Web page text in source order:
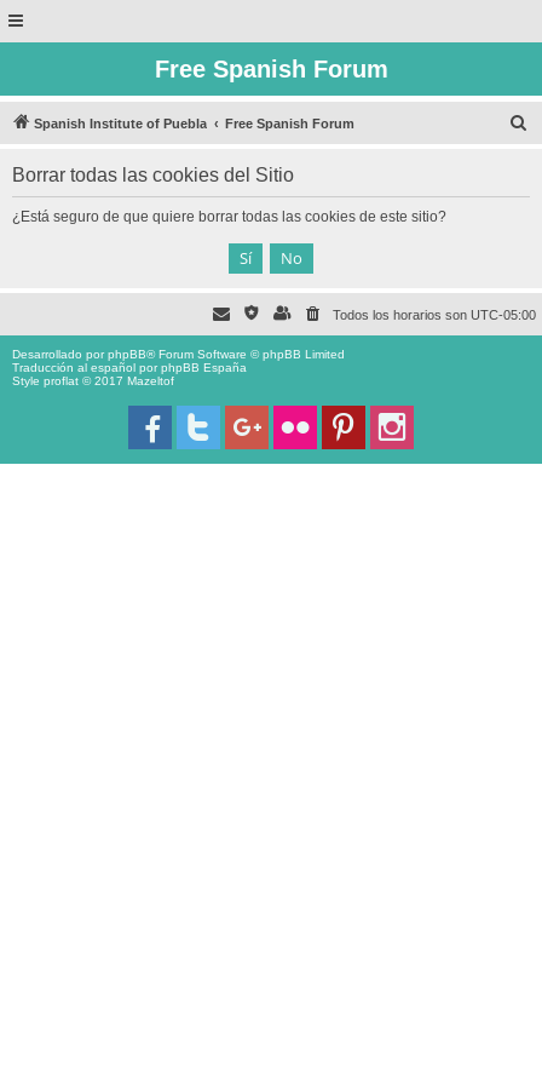
Free Spanish Forum
Spanish Institute of Puebla Free Spanish Forum
Borrar todas las cookies del Sitio
¿Está seguro de que quiere borrar todas las cookies de este sitio?
Todos los horarios son UTC-05:00
Desarrollado porphpBB® Forum Software © phpBB Limited
Traducción al español porphpBB España
Style proflat © 2017 Mazeltof